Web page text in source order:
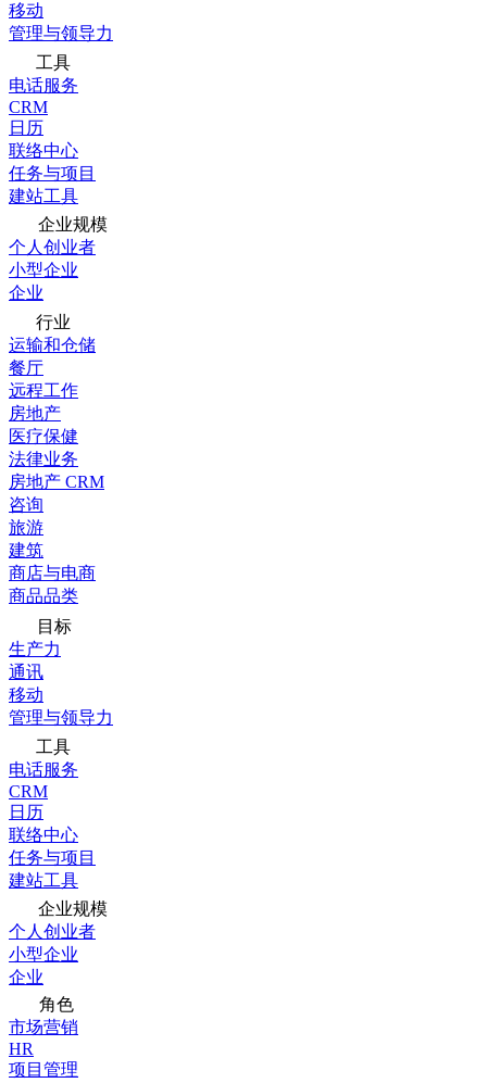
移动
管理与领导力
工具
电话服务
CRM
日历
联络中心
任务与项目
建站工具
企业规模
个人创业者
小型企业
企业
行业
运输和仓储
餐厅
远程工作
房地产
医疗保健
法律业务
房地产 CRM
咨询
旅游
建筑
商店与电商
商品品类
目标
生产力
通讯
移动
管理与领导力
工具
电话服务
CRM
日历
联络中心
任务与项目
建站工具
企业规模
个人创业者
小型企业
企业
角色
市场营销
HR
项目管理